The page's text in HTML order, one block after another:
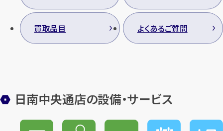
最短
今すぐ査定金額をお伝えいた
します
【総合受付】24時間・年中無休(年末年
始除く)
買取品目 よくあるご質問
日南中央通店の設備・サービス